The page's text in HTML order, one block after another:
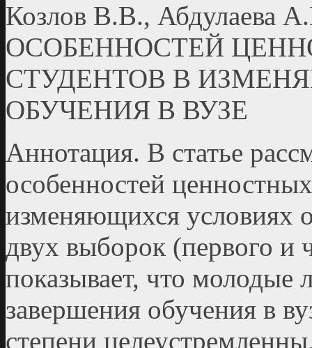
Козлов В.В.,
ОСОБЕННОСТЕЙ
СТУДЕНТОВ В
ОБУЧЕНИЯ В ВУЗЕ
Аннотация. В статье
особенностей
изменяющихся условиях
двух выборок (первого и
показывает, что молодые
завершения обучения в
степени